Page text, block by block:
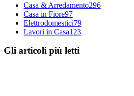
Casa & Arredamento296
Casa in Fiore97
Elettrodomestici79
Lavori in Casa123
Gli articoli più letti